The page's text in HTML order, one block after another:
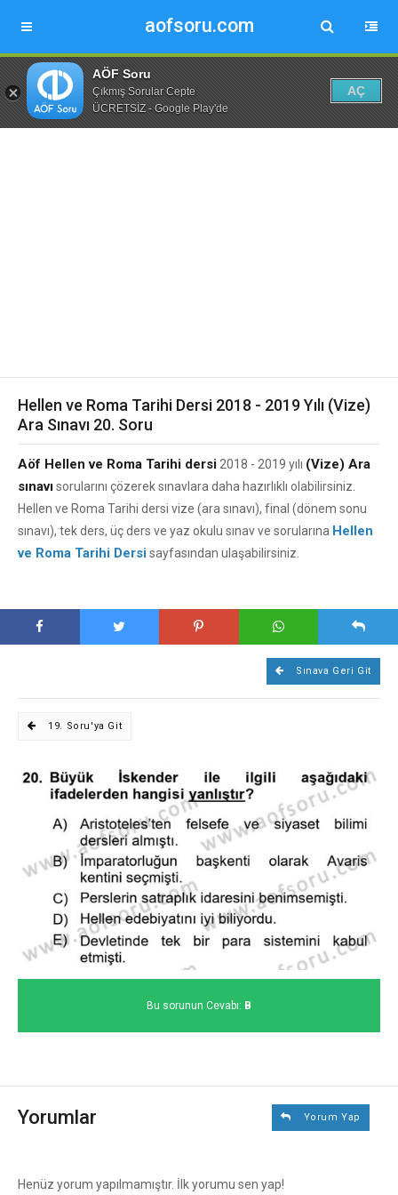
aofsoru.com
AÖF Soru
Çıkmış Sorular Cepte
ÜCRETSİZ - Google Play'de
AÇ
Hellen ve Roma Tarihi Dersi 2018 - 2019 Yılı (Vize)
Ara Sınavı 20. Soru
Aöf Hellen ve Roma Tarihi dersi 2018 - 2019 yılı (Vize) Ara
sınavısorularını çözerek sınavlara daha hazırlıklı olabilirsiniz.
Hellen ve Roma Tarihi dersi vize (ara sınavı), final (dönem sonu
sınavı), tek ders, üç ders ve yaz okulu sınav ve sorularına Hellen
ve Roma Tarihi Dersisayfasından ulaşabilirsiniz.
Sınava Geri Git
19. Soru'ya Git
Bu sorunun Cevabı: B
Yorumlar Yorum Yap
Henüz yorum yapılmamıştır. İlk yorumu sen yap!